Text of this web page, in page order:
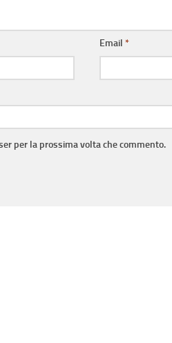
Email*
per la prossima volta che commento.